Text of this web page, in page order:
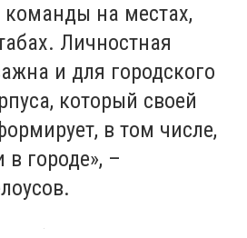
команды на местах,
Личностная
и для городского
который своей
в том числе,
городе», –